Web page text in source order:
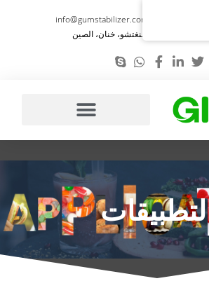
86-371-
info@gumstabilizer.com